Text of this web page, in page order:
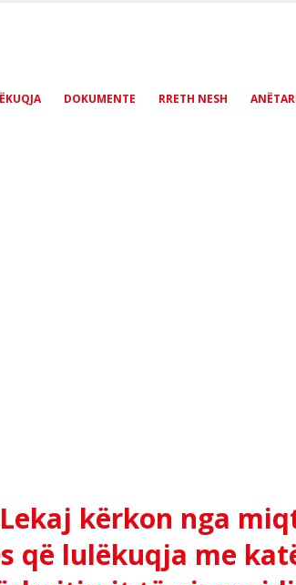
DOKUMENTE RRETH NESH
kërkon nga
që lulëkuqja me